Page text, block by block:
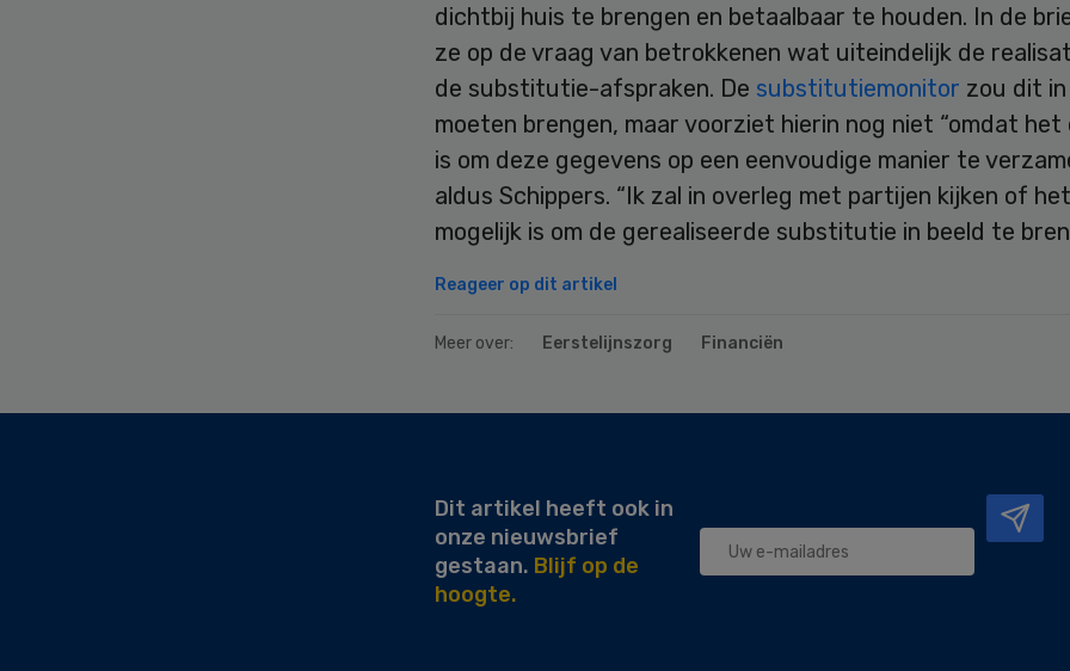
dichtbij huis te brengen en betaalbaar te houden. In de
ze op de vraag van betrokkenen wat uiteindelijk de
de substitutie-afspraken. De substitutiemonitor zou dit
moeten brengen, maar voorziet hierin nog niet “omdat het
is om deze gegevens op een eenvoudige manier te
aldus Schippers. “Ik zal in overleg met partijen kijken of
mogelijk is om de gerealiseerde substitutie in beeld te
Reageer op dit artikel
Meer over: Eerstelijnszorg Financiën
Dit artikel heeft ook in
onze nieuwsbrief
gestaan. Blijf op de
hoogte.